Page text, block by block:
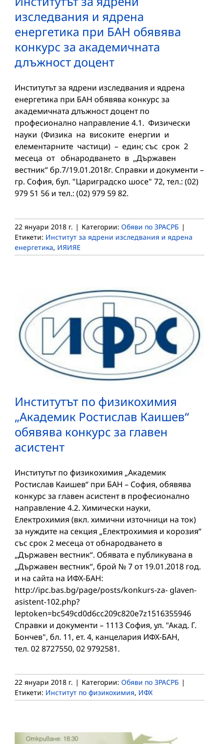
изследвания и ядрена
енергетика при БАН обявява
конкурс за академичната
длъжност доцент
Институтът за ядрени изследвания и ядрена
енергетика при БАН обявява конкурс за
академичната длъжност доцент по
професионално направление 4.1. Физически
науки (Физика на високите енергии и
елементарните частици) – един; със срок 2
месеца от обнародването в „Държавен
вестник“ бр.7/19.01.2018г. Справки и документи –
гр. София, бул. "Цариградско шосе" 72, тел.: (02)
979 51 56 и тел.: (02) 979 59 82.
22 януари 2018 г. | Категории: Обяви по ЗРАСРБ |
Етикети: Институт за ядрени изследвания и ядрена
енергетика, ИЯИЯЕ
Институтът по физикохимия
„Академик Ростислав Каишев“
обявява конкурс за главен
асистент
Институтът по физикохимия „Академик
Ростислав Каишев“ при БАН – София, обявява
конкурс за главен асистент в професионално
направление 4.2. Химически науки,
Електрохимия (вкл. химични източници на ток)
за нуждите на секция „Електрохимия и корозия“
със срок 2 месеца от обнародването в
„Държавен вестник“. Обявата е публикувана в
„Държавен вестник“, брой № 7 от 19.01.2018 год.
и на сайта на ИФХ-БАН:
http://ipc.bas.bg/page/posts/konkurs-za- glaven-
asistent-102.php?
leptoken=bc549cd0d6cc209c820e7z1516355946
Справки и документи – 1113 София, ул. "Акад. Г.
Бончев", бл. 11, ет. 4, канцелария ИФХ-БАН,
тел. 02 8727550, 02 9792581.
22 януари 2018 г. | Категории: Обяви по ЗРАСРБ |
Етикети: Институт по физикохимия, ИФХ